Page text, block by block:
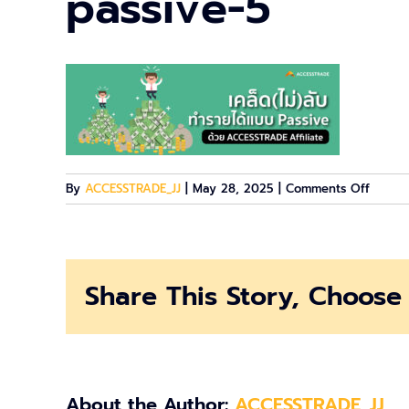
By ACCESSTRADE_JJ May 28, 2025 Comments Offon
Share This Story,